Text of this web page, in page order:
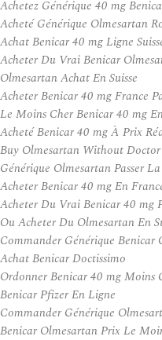
Achetez Générique 40 mg
Acheté Générique Olmesartan
Achat Benicar 40 mg Ligne
Acheter Du Vrai Benicar
Olmesartan Achat En Suisse
Acheter Benicar 40 mg France
Le Moins Cher Benicar 40 mg
Acheté Benicar 40 mg À Prix
Buy Olmesartan Without
Générique Olmesartan Passer
Acheter Benicar 40 mg En
Acheter Du Vrai Benicar 40 mg
Ou Acheter Du Olmesartan En
Commander Générique
Achat Benicar Doctissimo
Ordonner Benicar 40 mg Moins
Benicar Pfizer En Ligne
Commander Générique
Benicar Olmesartan Prix Le